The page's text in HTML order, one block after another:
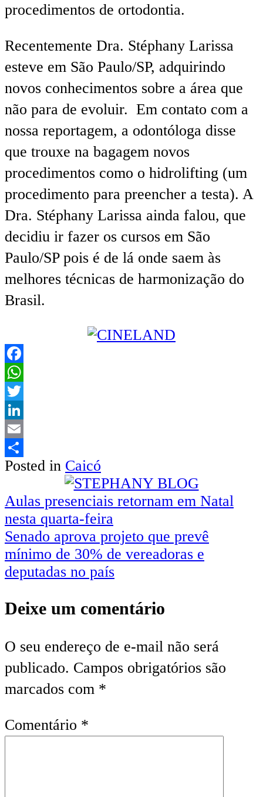
procedimentos de ortodontia.
Recentemente Dra. Stéphany Larissa
esteve em São Paulo/SP, adquirindo
novos conhecimentos sobre a área que
não para de evoluir. Em contato com a
nossa reportagem, a odontóloga disse
que trouxe na bagagem novos
procedimentos como o hidrolifting (um
procedimento para preencher a testa). A
Dra. Stéphany Larissa ainda falou, que
decidiu ir fazer os cursos em São
Paulo/SP pois é de lá onde saem às
melhores técnicas de harmonização do
Brasil.
Facebook
WhatsApp
Twitter
LinkedIn
Email
Share
Posted in Caicó
Navegação
de
Post
Aulas presenciais retornam em Natal
nesta quarta-feira
Senado aprova projeto que prevê
mínimo de 30% de vereadoras e
deputadas no país
Deixe um comentário
O seu endereço de e-mail não será
publicado. Campos obrigatórios são
marcados com *
Comentário *